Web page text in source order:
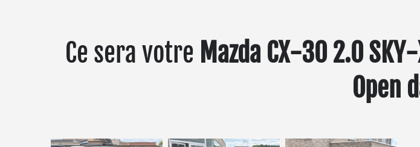
Ce sera votre Mazda CX-30 2.0
Open